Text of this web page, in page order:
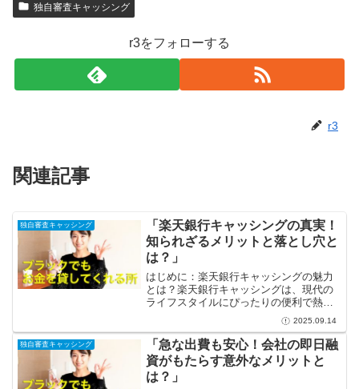
独自審査キャッシング
r3をフォローする
r3
関連記事
独自審査キャッシング
「楽天銀行キャッシングの真実！
知られざるメリットと落とし穴と
は？」
はじめに：楽天銀行キャッシングの魅力
とは？楽天銀行キャッシングは、現代の
ライフスタイルにぴったりの便利で熱い
金融サービスです。手軽にお金を借りる
ことができるため、突発的な支出にすぐ
に対応できるのが大きな魅力です。その
一方で、キャッシングには...
2025.09.14
独自審査キャッシング
「急な出費も安心！会社の即日融
資がもたらす意外なメリットと
は？」